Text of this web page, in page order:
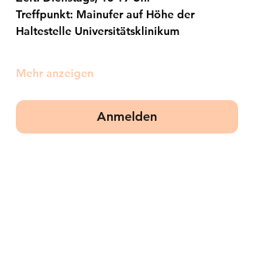
Treffpunkt: Mainufer auf Höhe der
Haltestelle Universitätsklinikum
Mehr anzeigen
Anmelden